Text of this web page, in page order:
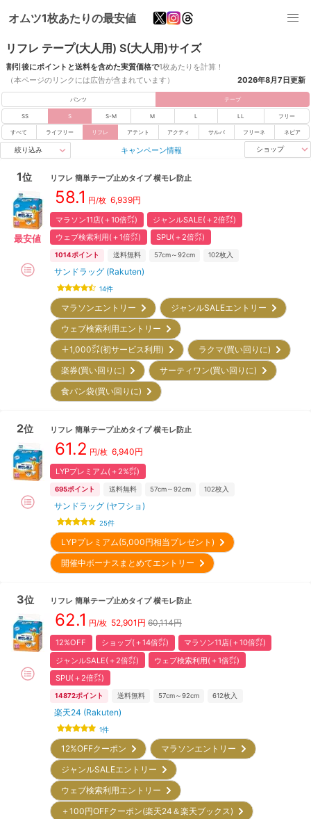
オムツ1枚あたりの最安値
リフレ テープ(大人用) S(大人用)サイズ
割引後にポイントと送料を含めた実質価格で1枚あたりを計算！
（本ページのリンクには広告が含まれています）
2026年8月7日更新
パンツ テープ
SS S S-M M L LL フリー
すべて ライフリー リフレ アテント アクティ サルバ フリーネ ネピア
絞り込み キャンペーン情報 ショップ
1位
最安値
リフレ 簡単テープ止めタイプ 横モレ防止
58.1 円/枚 6,939円
マラソン11店(＋10倍㌽)
ジャンルSALE(＋2倍㌽)
ウェブ検索利用(＋1倍㌽)
SPU(＋2倍㌽)
1014ポイント 送料無料 57cm～92cm 102枚入
サンドラッグ (Rakuten)
14件
マラソンエントリー
ジャンルSALEエントリー
ウェブ検索利用エントリー
＋1,000㌽(初サービス利用)
ラクマ(買い回りに)
楽券(買い回りに)
サーティワン(買い回りに)
食パン袋(買い回りに)
2位 リフレ 簡単テープ止めタイプ 横モレ防止
61.2 円/枚 6,940円
LYPプレミアム(＋2%㌽)
695ポイント 送料無料 57cm～92cm 102枚入
サンドラッグ (ヤフショ)
25件
LYPプレミアム(5,000円相当プレゼント)
開催中ボーナスまとめてエントリー
3位 リフレ 簡単テープ止めタイプ 横モレ防止
62.1 円/枚 52,901 円 60,114円
12%OFF ショップ(＋14倍㌽)
マラソン11店(＋10倍㌽)
ジャンルSALE(＋2倍㌽)
ウェブ検索利用(＋1倍㌽)
SPU(＋2倍㌽)
14872ポイント 送料無料 57cm～92cm 612枚入
楽天24 (Rakuten)
1件
12%OFFクーポン
マラソンエントリー
ジャンルSALEエントリー
ウェブ検索利用エントリー
＋100円OFFクーポン(楽天24＆楽天ブックス)